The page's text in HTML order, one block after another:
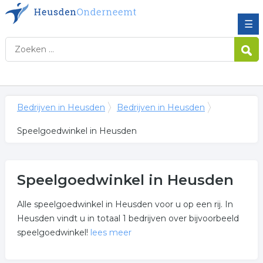
☰
Bedrijven in Heusden Bedrijven in Heusden
Speelgoedwinkel in Heusden
Speelgoedwinkel in Heusden
Alle speelgoedwinkel in Heusden voor u op een rij. In
Heusden vindt u in totaal 1 bedrijven over bijvoorbeeld
speelgoedwinkel! lees meer